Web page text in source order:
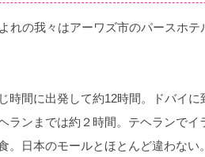
れの我々はアーワズ市のパースホ
時間に出発して約12時間。ドバイ
ランまでは約２時間。テヘランで
。日本のモールとほとんど違わな